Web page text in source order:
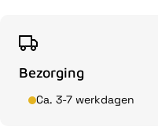
Bezorging
Ca. 3-7 werkdagen